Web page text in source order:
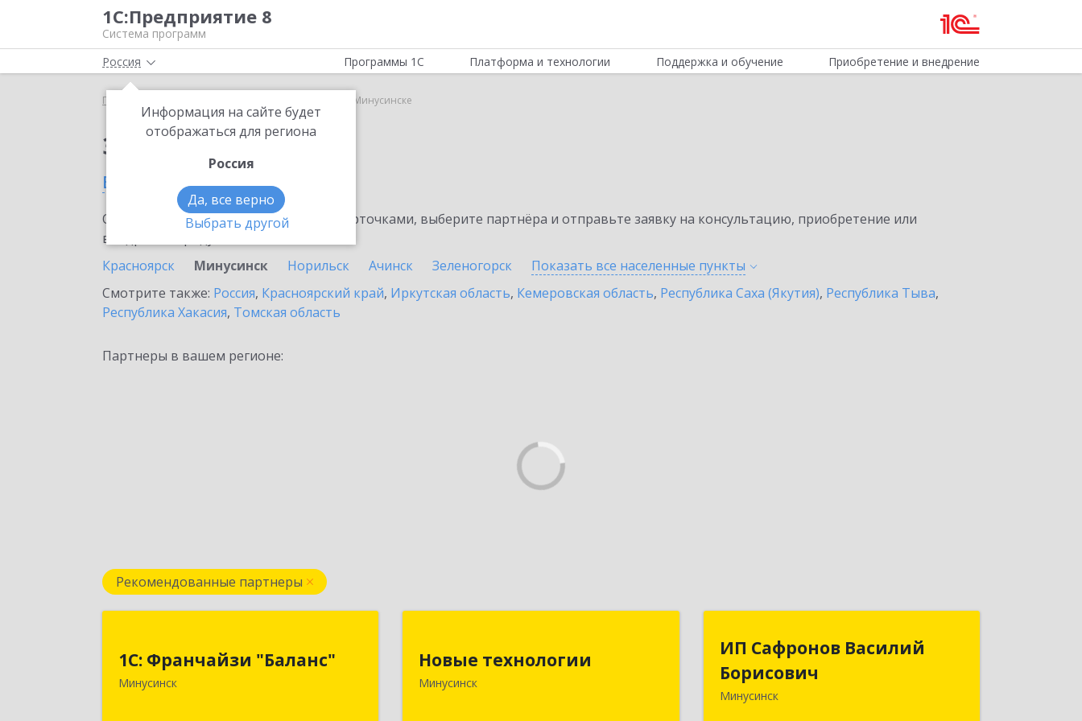
1С:Предприятие 8
Система программ
Россия
Информация на сайте будет
отображаться для региона
Россия
Да, все верно
Выбрать другой
Программы 1С Платформа и технологии Поддержка и обучение Приобретение и внедрение
Главная 1С:ЕГИСЗ в Минусинске
Заказать 1С:ЕГИСЗ
в Минусинске
Ознакомьтесь с информационными карточками, выберите партнёра и отправьте заявку на консультацию, приобретение или
внедрение продукта.
Красноярск
Минусинск Норильск Ачинск Зеленогорск Показать все населенные пункты
Смотрите также: Россия, Красноярский край, Иркутская область, Кемеровская область, Республика Саха (Якутия), Республика Тыва,
Республика Хакасия, Томская область
Партнеры в вашем регионе:
Рекомендованные партнеры
1С: Франчайзи "Баланс"
Минусинск
Минусинск г, Абаканская ул, дом №
Новые технологии
Минусинск
Минусинск г, Абаканская ул, дом № 44,
ИП Сафронов Василий
Борисович
Минусинск
ИП Сафронов Василий
Борисович